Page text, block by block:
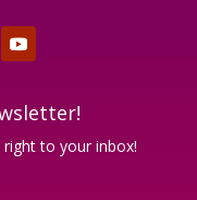
to your inbox!